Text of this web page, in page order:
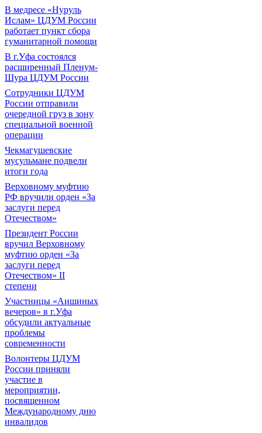
В медресе «Нуруль
Ислам» ЦДУМ России
работает пункт сбора
гуманитарной помощи
В г.Уфа состоялся
расширенный Пленум-
Шура ЦДУМ России
Сотрудники ЦДУМ
России отправили
очередной груз в зону
специальной военной
операции
Чекмагушевские
мусульмане подвели
итоги года
Верховному муфтию
РФ вручили орден «За
заслуги перед
Отечеством»
Президент России
вручил Верховному
муфтию орден «За
заслуги перед
Отечеством» II
степени
Участницы «Аишиных
вечеров» в г.Уфа
обсудили актуальные
проблемы
современности
Волонтеры ЦДУМ
России приняли
участие в
мероприятии,
посвященном
Международному дню
инвалидов